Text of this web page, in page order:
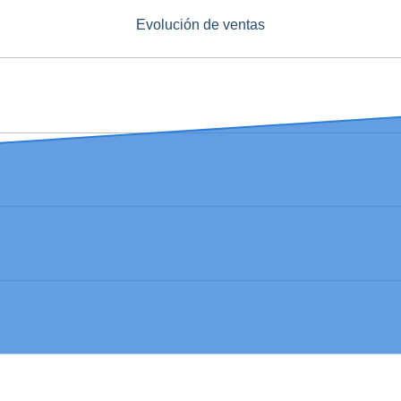
Evolución de ventas